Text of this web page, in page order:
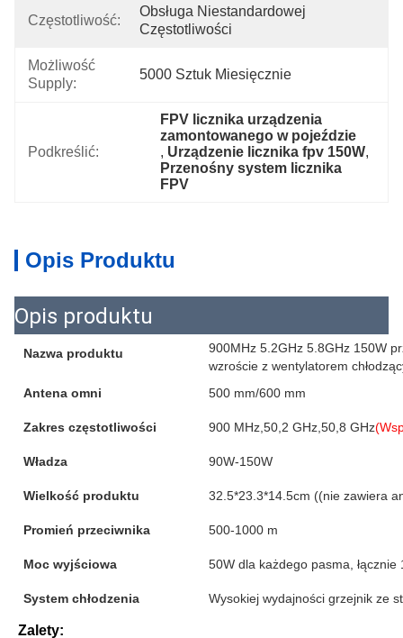
Częstotliwość:
Obsługa Niestandardowej
Częstotliwości
Możliwość
Supply:
5000 Sztuk Miesięcznie
Podkreślić:
FPV licznika urządzenia
zamontowanego w pojeździe
, Urządzenie licznika fpv 150W,
Przenośny system licznika
FPV
Opis Produktu
Opis produktu
Nazwa produktu
900MHz 5.2GHz 5.8GHz 150W
wzroście z wentylatorem
Antena omni
500 mm/600 mm
Zakres częstotliwości 900 MHz,50,2 GHz,50,8 GHz
Władza 90W-150W
Wielkość produktu 32.5*23.3*14.5cm ((nie zawiera
Promień przeciwnika 500-1000 m
Moc wyjściowa 50W dla każdego pasma,
System chłodzenia Wysokiej wydajności grzejnik ze
Zalety: